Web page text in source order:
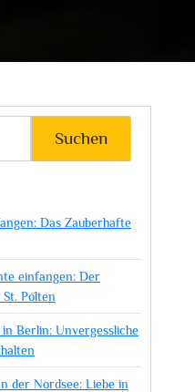
Suchen
Das Zauberhafte
einfangen: Der
Pölten
Berlin: Unvergessliche
der Nordsee: Liebe in